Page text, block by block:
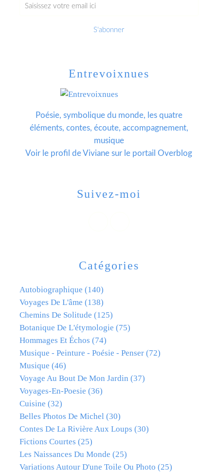
Catégories
Autobiographique (140)
Voyages De L'âme (138)
Chemins De Solitude (125)
Botanique De L'étymologie (75)
Hommages Et Échos (74)
Musique - Peinture - Poésie - Penser (72)
Musique (46)
Voyage Au Bout De Mon Jardin (37)
Voyages-En-Poesie (36)
Cuisine (32)
Belles Photos De Michel (30)
Contes De La Rivière Aux Loups (30)
Fictions Courtes (25)
Les Naissances Du Monde (25)
Variations Autour D'une Toile Ou Photo (25)
Entrevoixnues
Poésie, symbolique du monde, les quatre
éléments, contes, écoute, accompagnement,
musique
Voir le profil deViviane sur le portail Overblog
Suivez-moi